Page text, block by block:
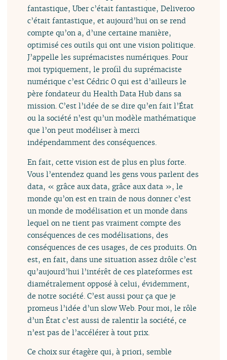
fantastique, Uber c’était fantastique, Deliveroo
c’était fantastique, et aujourd’hui on se rend
compte qu’on a, d’une certaine manière,
optimisé ces outils qui ont une vision politique.
J’appelle les suprémacistes numériques. Pour
moi typiquement, le profil du suprémaciste
numérique c’est Cédric O qui est d’ailleurs le
père fondateur du Health Data Hub dans sa
mission. C’est l’idée de se dire qu’en fait l’État
ou la société n’est qu’un modèle mathématique
que l’on peut modéliser à merci
indépendamment des conséquences.
En fait, cette vision est de plus en plus forte.
Vous l’entendez quand les gens vous parlent des
data, « grâce aux data, grâce aux data », le
monde qu’on est en train de nous donner c’est
un monde de modélisation et un monde dans
lequel on ne tient pas vraiment compte des
conséquences de ces modélisations, des
conséquences de ces usages, de ces produits. On
est, en fait, dans une situation assez drôle c’est
qu’aujourd’hui l’intérêt de ces plateformes est
diamétralement opposé à celui, évidemment,
de notre société. C’est aussi pour ça que je
promeus l’idée d’un slow Web. Pour moi, le rôle
d’un État c’est aussi de ralentir la société, ce
n’est pas de l’accélérer à tout prix.
Ce choix sur étagère qui, à priori, semble